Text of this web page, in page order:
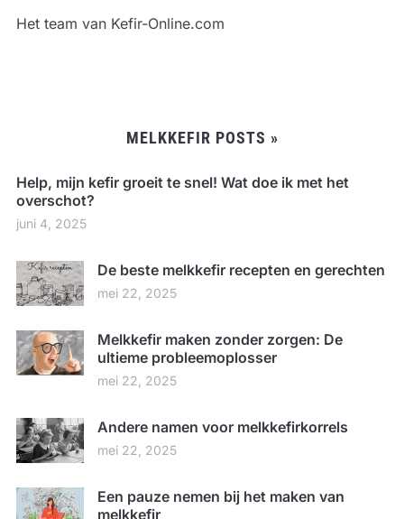
Het team van Kefir-Online.com
MELKKEFIR POSTS »
Help, mijn kefir groeit te snel! Wat doe ik met het
overschot?
juni 4, 2025
De beste melkkefir recepten en gerechten
mei 22, 2025
Melkkefir maken zonder zorgen: De
ultieme probleemoplosser
mei 22, 2025
Andere namen voor melkkefirkorrels
mei 22, 2025
Een pauze nemen bij het maken van
melkkefir